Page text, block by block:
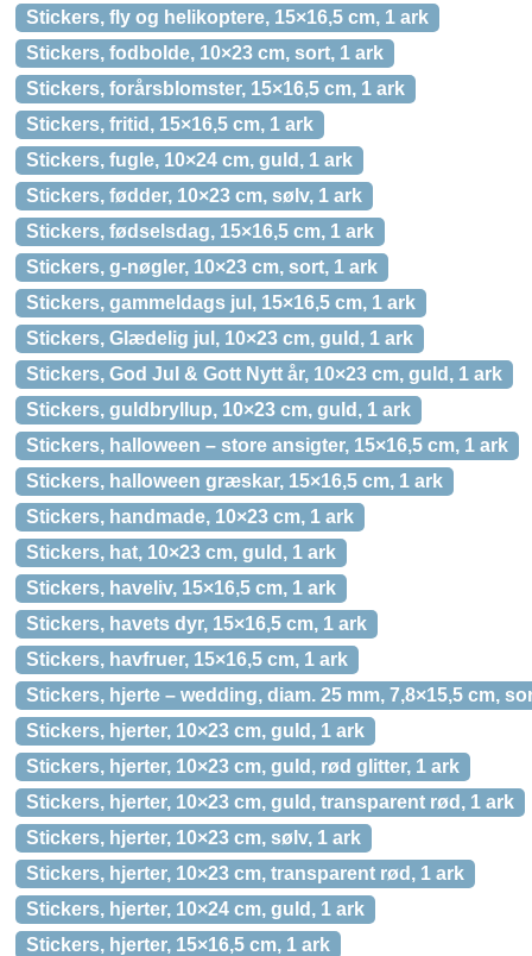
Stickers, fly og helikoptere, 15×16,5 cm, 1 ark
Stickers, fodbolde, 10×23 cm, sort, 1 ark
Stickers, forårsblomster, 15×16,5 cm, 1 ark
Stickers, fritid, 15×16,5 cm, 1 ark
Stickers, fugle, 10×24 cm, guld, 1 ark
Stickers, fødder, 10×23 cm, sølv, 1 ark
Stickers, fødselsdag, 15×16,5 cm, 1 ark
Stickers, g-nøgler, 10×23 cm, sort, 1 ark
Stickers, gammeldags jul, 15×16,5 cm, 1 ark
Stickers, Glædelig jul, 10×23 cm, guld, 1 ark
Stickers, God Jul & Gott Nytt år, 10×23 cm, guld, 1 ark
Stickers, guldbryllup, 10×23 cm, guld, 1 ark
Stickers, halloween – store ansigter, 15×16,5 cm, 1 ark
Stickers, halloween græskar, 15×16,5 cm, 1 ark
Stickers, handmade, 10×23 cm, 1 ark
Stickers, hat, 10×23 cm, guld, 1 ark
Stickers, haveliv, 15×16,5 cm, 1 ark
Stickers, havets dyr, 15×16,5 cm, 1 ark
Stickers, havfruer, 15×16,5 cm, 1 ark
Stickers, hjerte – wedding, diam. 25 mm, 7,8×15,5 cm,
Stickers, hjerter, 10×23 cm, guld, 1 ark
Stickers, hjerter, 10×23 cm, guld, rød glitter, 1 ark
Stickers, hjerter, 10×23 cm, guld, transparent rød, 1 ark
Stickers, hjerter, 10×23 cm, sølv, 1 ark
Stickers, hjerter, 10×23 cm, transparent rød, 1 ark
Stickers, hjerter, 10×24 cm, guld, 1 ark
Stickers, hjerter, 15×16,5 cm, 1 ark